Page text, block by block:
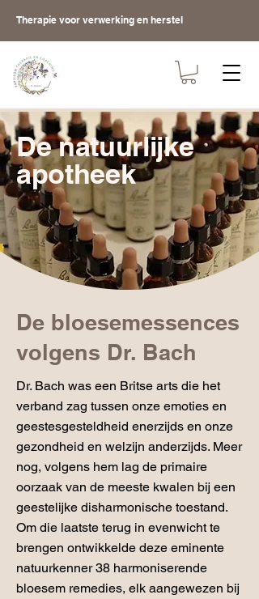
Therapie voor verwerking en herstel
De natuurlijke
apotheek
De bloesemessences
volgens Dr. Bach
Dr. Bach was een Britse arts die het
verband zag tussen onze emoties en
geestesgesteldheid enerzijds en onze
gezondheid en welzijn anderzijds. Meer
nog, volgens hem lag de primaire
oorzaak van de meeste kwalen bij een
geestelijke disharmonische toestand.
Om die laatste terug in evenwicht te
brengen ontwikkelde deze eminente
natuurkenner 38 harmoniserende
bloesem remedies, elk aangewezen bij